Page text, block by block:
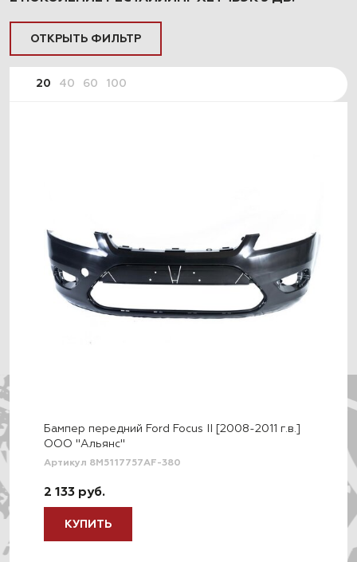
ОТКРЫТЬ ФИЛЬТР
20 40 60 100
Бампер передний Ford Focus II [2008-2011 г.в.]
ООО "Альянс"
Артикул 8M5117757AF-380
2 133 руб.
КУПИТЬ